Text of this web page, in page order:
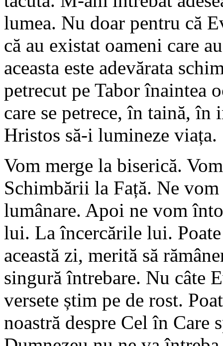
lumea. Nu doar pentru că
că au existat oameni care
aceasta este adevărata
petrecut pe Tabor înaintea
care se petrece, în taină,
Hristos să-i lumineze viața.
Vom merge la biserică.
Schimbării la Față. Ne
lumânare. Apoi ne vom
lui. La încercările lui.
această zi, merită să
singură întrebare. Nu câte
versete știm pe de rost.
noastră despre Cel în Care